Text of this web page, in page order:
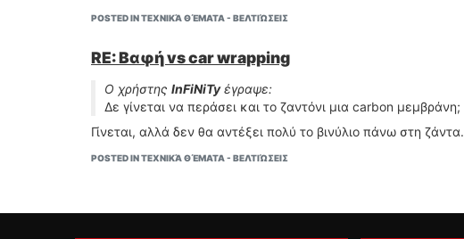
POSTED IN ΤΕΧΝΙΚΆ ΘΈΜΑΤΑ - ΒΕΛΤΙΏΣΕΙΣ
RE: Βαφή vs car wrapping
Ο χρήστης InFiNiTyέγραψε:
Δε γίνεται να περάσει και το ζαντόνι μια carbon μεμβράνη;
Γίνεται, αλλά δεν θα αντέξει πολύ το βινύλιο πάνω στη ζάντα.
POSTED IN ΤΕΧΝΙΚΆ ΘΈΜΑΤΑ - ΒΕΛΤΙΏΣΕΙΣ